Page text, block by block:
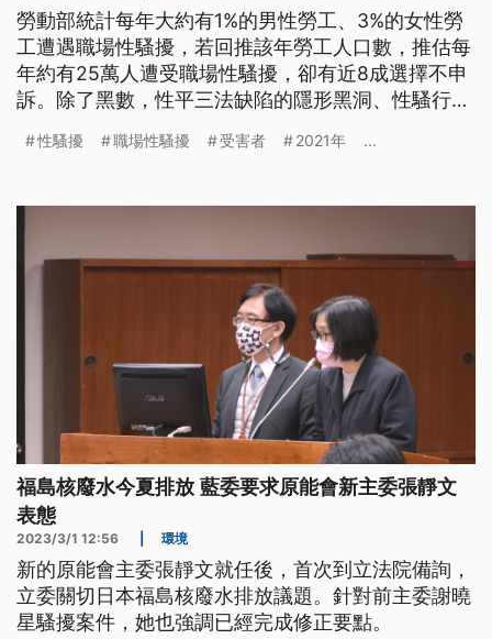
勞動部統計每年大約有1%的男性勞工、3%的女性勞
工遭遇職場性騷擾，若回推該年勞工人口數，推估每
年約有25萬人遭受職場性騷擾，卻有近8成選擇不申
訴。除了黑數，性平三法缺陷的隱形黑洞、性騷行為
的事實。公視新聞網整理圖表，帶您了解性騷擾行為
性騷擾 職場性騷擾 受害者 2021年 ...
福島核廢水今夏排放 藍委要求原能會新主委張靜文
表態
2023/3/1 12:56 環境
新的原能會主委張靜文就任後，首次到立法院備詢，
立委關切日本福島核廢水排放議題。針對前主委謝曉
星騷擾案件，她也強調已經完成修正要點。